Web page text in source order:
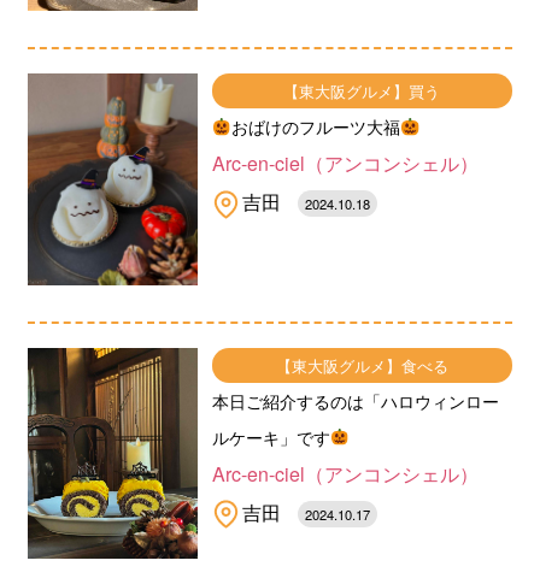
【東大阪グルメ】買う
おばけのフルーツ大福
Arc-en-ciel（アンコンシェル）
吉田
2024.10.18
【東大阪グルメ】食べる
本日ご紹介するのは「ハロウィンロー
ルケーキ」です
Arc-en-ciel（アンコンシェル）
吉田
2024.10.17